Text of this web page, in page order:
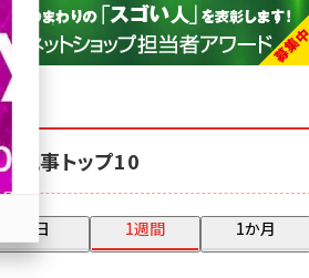
アスクル (1119)
base (1075)
記事トップ10
昨日 1週間 1か月